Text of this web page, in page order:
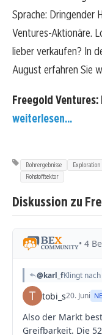
Sprache: Dringender
Ventures-Aktionäre.
lieber verkaufen? In
August erfahren Sie
Freegold
weiterlesen...
Bohrergebnisse Exploration
Rohstoffsektor
Diskussion zu